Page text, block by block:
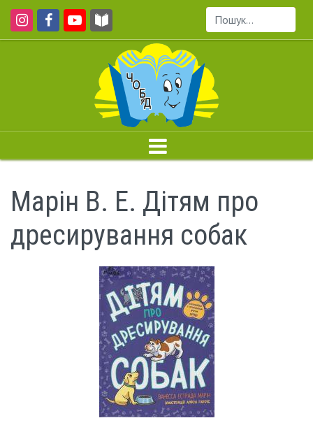
Пошук...
Марін В. Е. Дітям про
дресирування собак